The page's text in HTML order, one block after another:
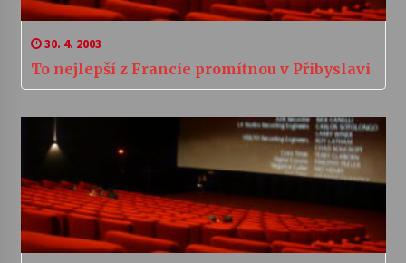
30. 4. 2003
To nejlepší z Francie promítnou v Přibyslavi